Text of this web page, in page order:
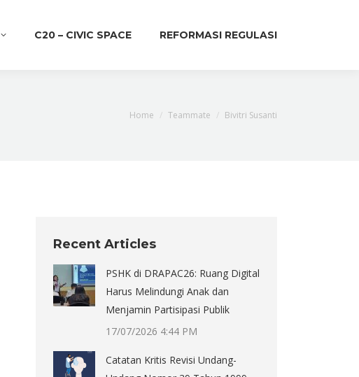
C20 – CIVIC SPACE REFORMASI REGULASI
You are here:
Home Teammate Bivitri Susanti
Recent Articles
PSHK di DRAPAC26: Ruang Digital
Harus Melindungi Anak dan
Menjamin Partisipasi Publik
17/07/2026 4:44 PM
Catatan Kritis Revisi Undang-